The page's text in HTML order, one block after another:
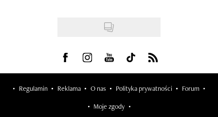
Visit us on Facebook
Visit us on Instagram
Visit us on Youtube
Visit us on Tiktok
Visit us on Rss
Regulamin Reklama O nas Polityka prywatności Forum
Moje zgody